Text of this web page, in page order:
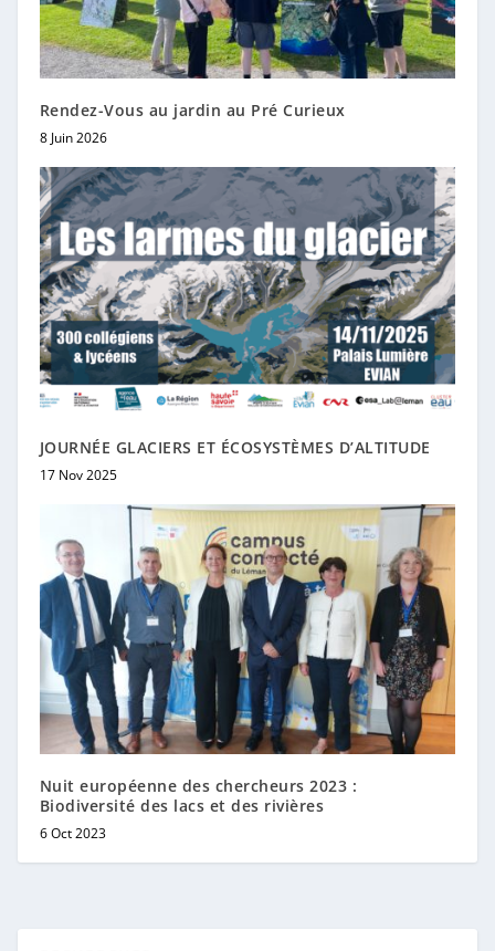
Rendez-Vous au jardin au Pré Curieux
8 Juin 2026
JOURNÉE GLACIERS ET ÉCOSYSTÈMES D’ALTITUDE
17 Nov 2025
Nuit européenne des chercheurs 2023 :
Biodiversité des lacs et des rivières
6 Oct 2023